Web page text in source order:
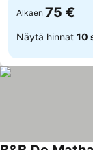
Alkaen 75 €
Näytä hinnat 10